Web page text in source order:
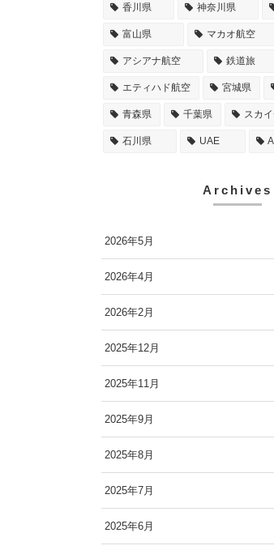
香川県 神奈川県
富山県 マカオ航空
アシアナ航空 鉄道旅
エティハド航空 宮城県
青森県 千葉県 スカ
石川県 UAE
Archives
2026年5月
2026年4月
2026年2月
2025年12月
2025年11月
2025年9月
2025年8月
2025年7月
2025年6月